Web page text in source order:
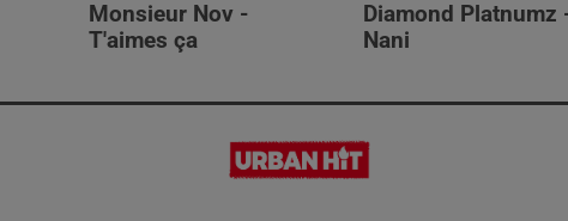
Monsieur Nov -
T'aimes ça
Diamond Platnumz
Nani